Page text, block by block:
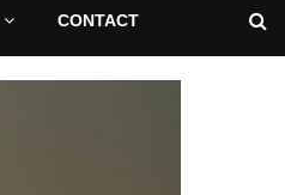
CONTACT